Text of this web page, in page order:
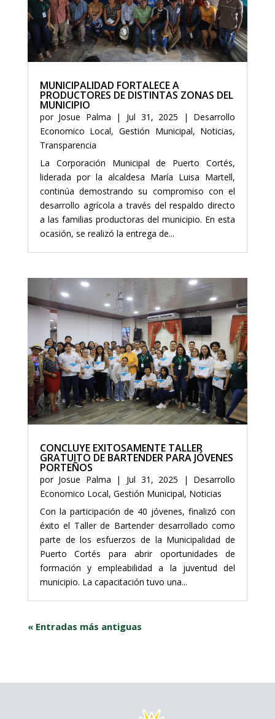
MUNICIPALIDAD FORTALECE A
PRODUCTORES DE DISTINTAS ZONAS DEL
MUNICIPIO
por Josue Palma | Jul 31, 2025 | Desarrollo
Economico Local,Gestión Municipal, Noticias,
Transparencia
La Corporación Municipal de Puerto Cortés,
liderada por la alcaldesa María Luisa Martell,
continúa demostrando su compromiso con el
desarrollo agrícola a través del respaldo directo
a las familias productoras del municipio. En esta
ocasión, se realizó la entrega de...
CONCLUYE EXITOSAMENTE TALLER
GRATUITO DE BARTENDER PARA JÓVENES
PORTEÑOS
por Josue Palma | Jul 31, 2025 | Desarrollo
Economico Local, Gestión Municipal, Noticias
Con la participación de 40 jóvenes, finalizó con
éxito el Taller de Bartender desarrollado como
parte de los esfuerzos de la Municipalidad de
Puerto Cortés para abrir oportunidades de
formación y empleabilidad a la juventud del
municipio. La capacitación tuvo una...
« Entradas más antiguas